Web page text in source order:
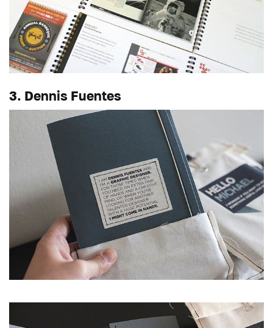
3. Dennis Fuentes